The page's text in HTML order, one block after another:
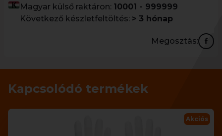
Magyar külső raktáron: 10001 - 999999
Következő készletfeltöltés: > 3 hónap
Megosztás:
Kapcsolódó termékek
Akciós